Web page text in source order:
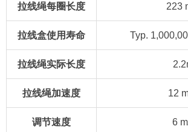
拉线绳每圈长度 223
拉线盒使用寿命 Typ.
拉线绳实际长度
拉线绳加速度 12
调节速度 6